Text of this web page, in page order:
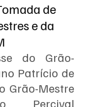
de
e da
do Grão-
Patrício de
Grão-Mestre
Percival